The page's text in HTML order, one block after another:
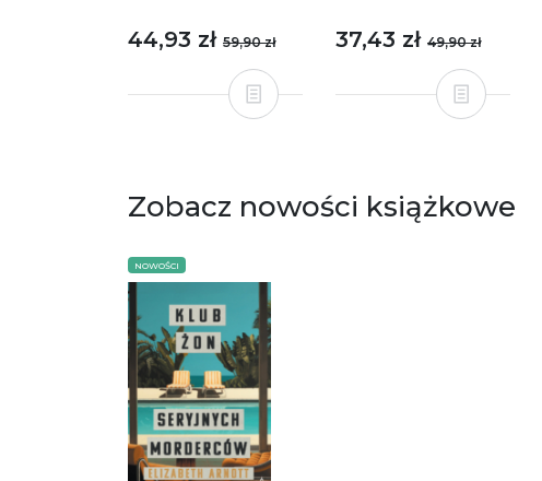
44,93 zł 59,90 zł 37,43 zł 49,90 zł
Zobacz nowości książkowe
NOWOŚCI